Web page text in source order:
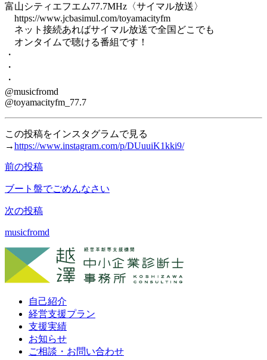
︎富山シティエフエム77.7MHz〈サイマル放送〉
https://www.jcbasimul.com/toyamacityfm
ネット接続あればサイマル放送で全国どこでも
オンタイムで聴ける番組です！
・
・
・
@musicfromd
@toyamacityfm_77.7
この投稿をインスタグラムで見る
→https://www.instagram.com/p/DUuuiK1kki9/
投
稿
ナ
ビ
ゲ
シ
前の投稿
ブート盤でごめんなさい
次の投稿
musicfromd
自己紹介
経営支援プラン
支援実績
お知らせ
ご相談・お問い合わせ